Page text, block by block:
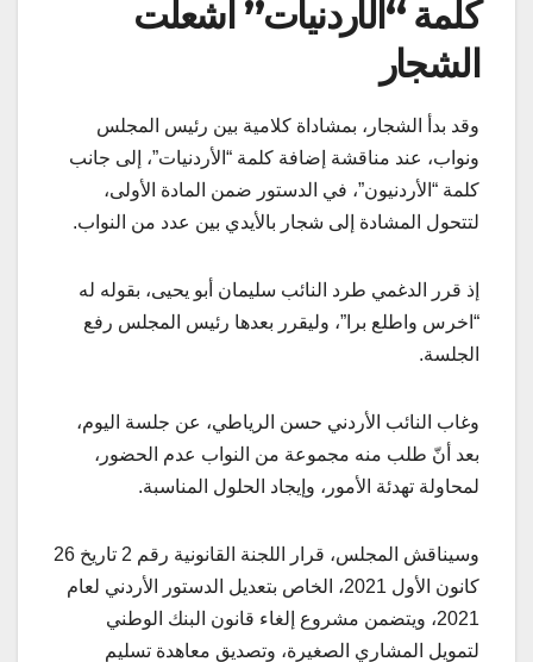
كلمة “الأردنيات” أشعلت
الشجار
وقد بدأ الشجار، بمشاداة كلامية بين رئيس المجلس
ونواب، عند مناقشة إضافة كلمة “الأردنيات”، إلى جانب
كلمة “الأردنيون”، في الدستور ضمن المادة الأولى،
لتتحول المشادة إلى شجار بالأيدي بين عدد من النواب.
إذ قرر الدغمي طرد النائب سليمان أبو يحيى، بقوله له
“اخرس واطلع برا”، وليقرر بعدها رئيس المجلس رفع
الجلسة.
وغاب النائب الأردني حسن الرياطي، عن جلسة اليوم،
بعد أنّ طلب منه مجموعة من النواب عدم الحضور،
لمحاولة تهدئة الأمور، وإيجاد الحلول المناسبة.
وسيناقش المجلس، قرار اللجنة القانونية رقم 2 تاريخ 26
كانون الأول 2021، الخاص بتعديل الدستور الأردني لعام
2021، ويتضمن مشروع إلغاء قانون البنك الوطني
لتمويل المشاري الصغيرة، وتصديق معاهدة تسليم